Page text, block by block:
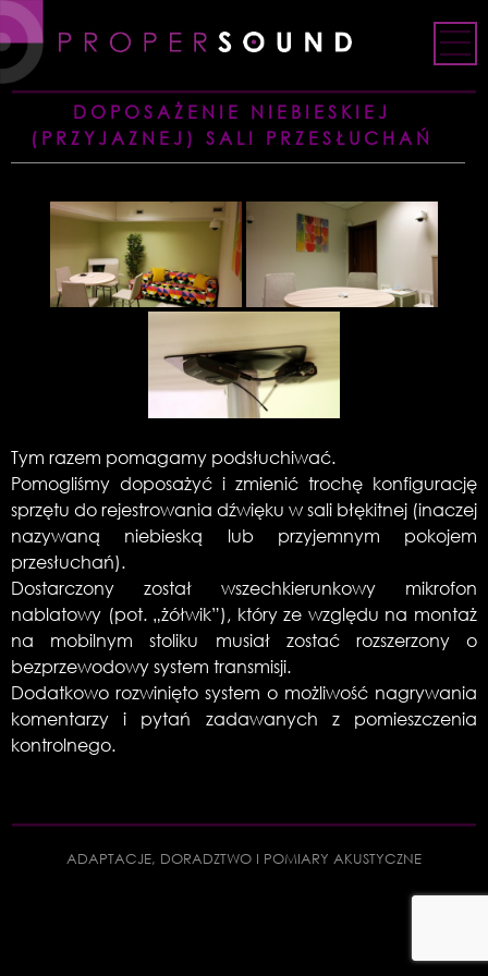
Skip
to
content
DOPOSAŻENIE NIEBIESKIEJ
(PRZYJAZNEJ) SALI PRZESŁUCHAŃ
Tym razem pomagamy podsłuchiwać.
Pomogliśmy doposażyć i zmienić trochę konfigurację
sprzętu do rejestrowania dźwięku w sali błękitnej (inaczej
nazywaną niebieską lub przyjemnym pokojem
przesłuchań).
Dostarczony został wszechkierunkowy mikrofon
nablatowy (pot. „żółwik”), który ze względu na montaż
na mobilnym stoliku musiał zostać rozszerzony o
bezprzewodowy system transmisji.
Dodatkowo rozwinięto system o możliwość nagrywania
komentarzy i pytań zadawanych z pomieszczenia
kontrolnego.
ADAPTACJE, DORADZTWO I POMIARY AKUSTYCZNE